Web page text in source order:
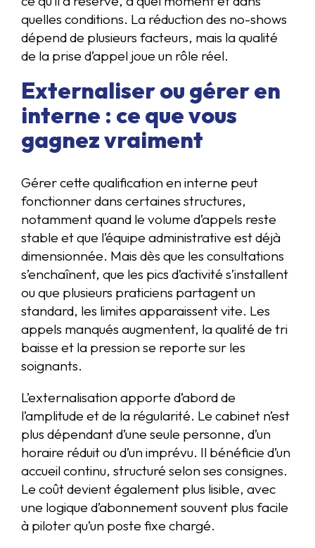
quelles conditions. La réduction des no-shows
dépend de plusieurs facteurs, mais la qualité
de la prise d’appel joue un rôle réel.
Externaliser ou gérer en
interne : ce que vous
gagnez vraiment
Gérer cette qualification en interne peut
fonctionner dans certaines structures,
notamment quand le volume d’appels reste
stable et que l’équipe administrative est déjà
dimensionnée. Mais dès que les consultations
s’enchaînent, que les pics d’activité s’installent
ou que plusieurs praticiens partagent un
standard, les limites apparaissent vite. Les
appels manqués augmentent, la qualité de tri
baisse et la pression se reporte sur les
soignants.
L’externalisation apporte d’abord de
l’amplitude et de la régularité. Le cabinet n’est
plus dépendant d’une seule personne, d’un
horaire réduit ou d’un imprévu. Il bénéficie d’un
accueil continu, structuré selon ses consignes.
Le coût devient également plus lisible, avec
une logique d’abonnement souvent plus facile
à piloter qu’un poste fixe chargé.